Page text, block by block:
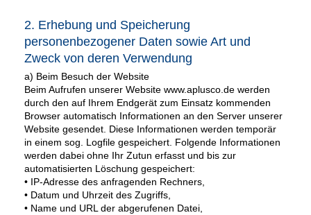
2. Erhebung und Speicherung
personenbezogener Daten sowie Art und
Zweck von deren Verwendung
a) Beim Besuch der Website
Beim Aufrufen unserer Website www.aplusco.de werden
durch den auf Ihrem Endgerät zum Einsatz kommenden
Browser automatisch Informationen an den Server unserer
Website gesendet. Diese Informationen werden temporär
in einem sog. Logfile gespeichert. Folgende Informationen
werden dabei ohne Ihr Zutun erfasst und bis zur
automatisierten Löschung gespeichert:
• IP-Adresse des anfragenden Rechners,
• Datum und Uhrzeit des Zugriffs,
• Name und URL der abgerufenen Datei,